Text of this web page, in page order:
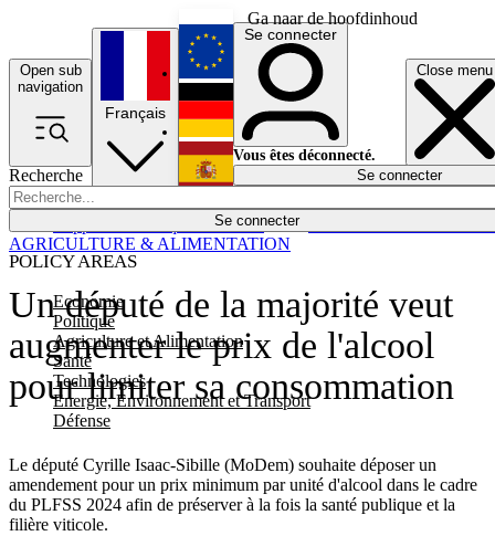
Ga naar de hoofdinhoud
Open sub
navigation
Close menu
Recherche
Se connecter
POLICY AREAS
Economie
Politique
Agriculture et Alimentation
Santé
Technologies
Energie, Environnement et Transport
Défense
Économie
Français
English
Deutsch
Español
Se connecter
Vous êtes déconnecté.
Se connecter
Un député de la majorité veut
augmenter le prix de l'alcool
pour limiter sa consommation
Le député Cyrille Isaac-Sibille (MoDem) souhaite déposer un
amendement pour un prix minimum par unité d'alcool dans le cadre
du PLFSS 2024 afin de préserver à la fois la santé publique et la
filière viticole.
AGRICULTURE & ALIMENTATION